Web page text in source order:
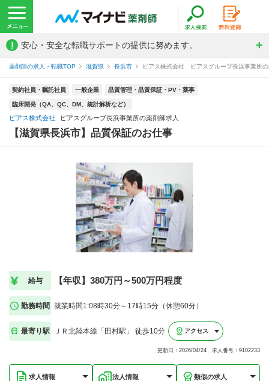
! 安心・安全な転職サポートの提供に努めます。
薬剤師の求人・転職TOP 滋賀県 長浜市 ピアス株式会社 ピアスグループ長浜事業所
契約社員・嘱託社員 一般企業 品質管理・品質保証・PV・薬事
臨床開発（QA、QC、DM、統計解析など）
ピアス株式会社 ピアスグループ長浜事業所の薬剤師求人
【滋賀県長浜市】品質保証のお仕事
給与 【年収】380万円～500万円程度
勤務時間 就業時間1:08時30分～17時15分（休憩60分）
最寄り駅 ＪＲ北陸本線「田村駅」 徒歩10分 アクセス
更新日：2026/04/24 求人番号：9102233
求人情報 法人情報 類似の求人